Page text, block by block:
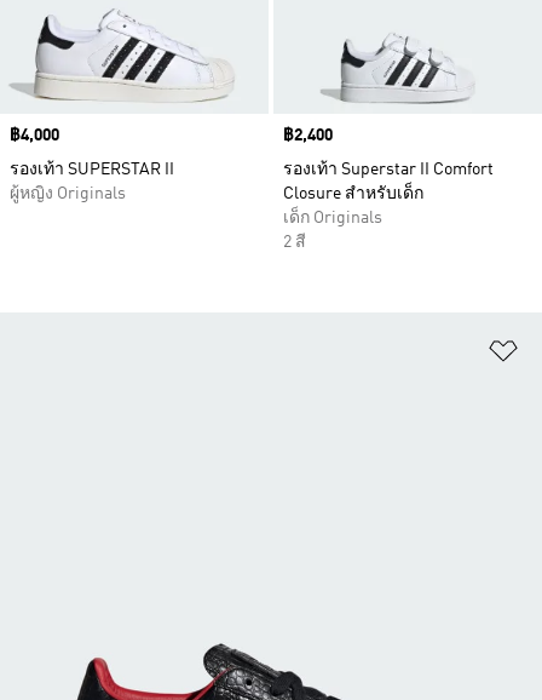
Price
฿4,000
รองเท้า SUPERSTAR II
ผู้หญิง Originals
Price
฿2,400
รองเท้า Superstar II Comfort
Closure สำหรับเด็ก
เด็ก Originals
2 สี